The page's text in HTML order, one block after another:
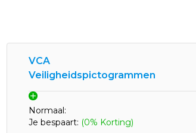
VCA
Veiligheidspictogrammen
Normaal:
Je bespaart: (0% Korting)